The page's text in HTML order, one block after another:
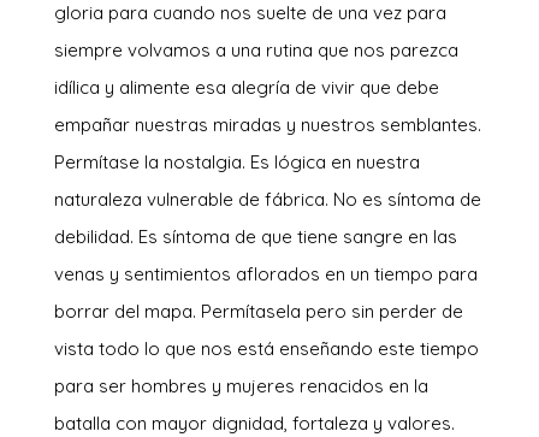
gloria para cuando nos suelte de una vez para
siempre volvamos a una rutina que nos parezca
idílica y alimente esa alegría de vivir que debe
empañar nuestras miradas y nuestros semblantes.
Permítase la nostalgia. Es lógica en nuestra
naturaleza vulnerable de fábrica. No es síntoma de
debilidad. Es síntoma de que tiene sangre en las
venas y sentimientos aflorados en un tiempo para
borrar del mapa. Permítasela pero sin perder de
vista todo lo que nos está enseñando este tiempo
para ser hombres y mujeres renacidos en la
batalla con mayor dignidad, fortaleza y valores.